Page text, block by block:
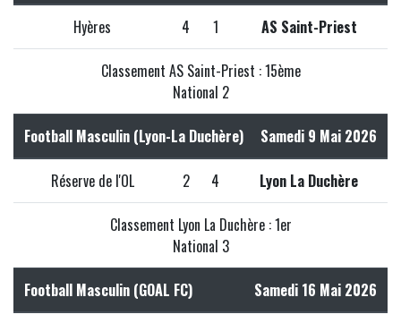
Hyères 4 1 AS Saint-Priest
Classement AS Saint-Priest : 15ème
National 2
Football Masculin (Lyon-La Duchère) Samedi 9 Mai 2026
Réserve de l'OL 2 4 Lyon La Duchère
Classement Lyon La Duchère : 1er
National 3
Football Masculin (GOAL FC) Samedi 16 Mai 2026